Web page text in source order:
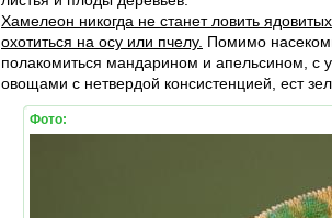
Хамелеон никогда не станет ловить
охотиться на осу или пчелу. Помимо
полакомиться мандарином и апельсином, с
овощами с нетвердой консистенцией, ест
Фото: